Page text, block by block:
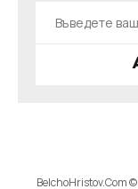
BelchoHristov.Com